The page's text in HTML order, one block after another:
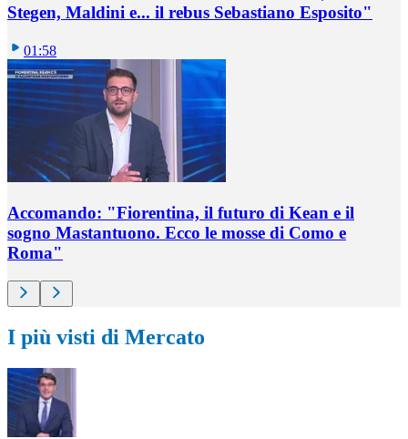
Stegen, Maldini e... il rebus Sebastiano Esposito"
01:58
Accomando: "Fiorentina, il futuro di Kean e il
sogno Mastantuono. Ecco le mosse di Como e
Roma"
I più visti di Mercato